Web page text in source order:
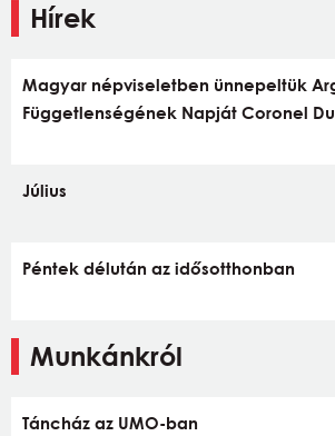
Hírek
Magyar népviseletben ünnepeltük
Függetlenségének Napját Coronel
Július
Péntek délután az idősotthonban
Munkánkról
Táncház az UMO-ban